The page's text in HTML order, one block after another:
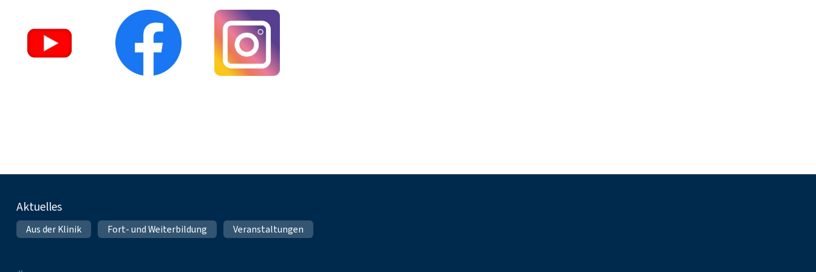
Fußnavigation
Aktuelles
Aus der Klinik Fort- und Weiterbildung Veranstaltungen